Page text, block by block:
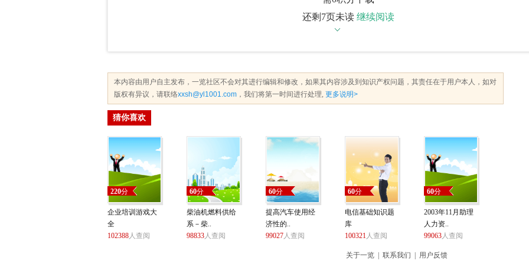
还剩7页未读 继续阅读
本内容由用户自主发布，一览社区不会对其进行编辑和修改，如果其内容涉及到知识产权问题，其责任在于用户本人，如对
版权有异议，请联络xxsh@yl1001.com ，我们将第一时间进行处理, 更多说明>
猜你喜欢
220分
企业培训游戏大
全
102388人查阅
60分
柴油机燃料供给
系－柴..
98833人查阅
60分
提高汽车使用经
济性的..
99027人查阅
60分
电信基础知识题
库
100321人查阅
60分
2003年11月助理
人力资..
99063人查阅
关于一览 联系我们 用户反馈